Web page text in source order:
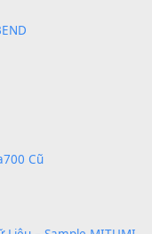
(8.274)